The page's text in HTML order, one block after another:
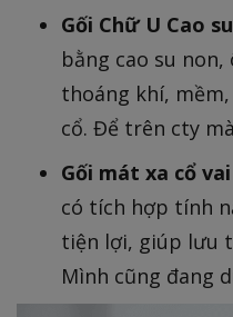
Gối Chữ U Cao
bằng cao su
thoáng khí,
cổ. Để trên cty
Gối mát xa cổ
có tích hợp tính
tiện lợi, giúp lưu
Mình cũng đang